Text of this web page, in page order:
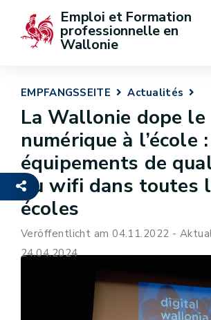
Emploi et Formation
professionnelle en
Wallonie
EMPFANGSSEITE Actualités
La Wallonie dope le
numérique à l’école
équipements de
du wifi dans toutes
écoles
Veröffentlicht am 04.11.2022 -
24.04.2024